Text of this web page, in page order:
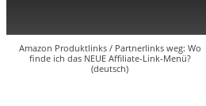
Amazon Produktlinks / Partnerlinks weg: Wo
finde ich das NEUE Affiliate-Link-Menü?
(deutsch)